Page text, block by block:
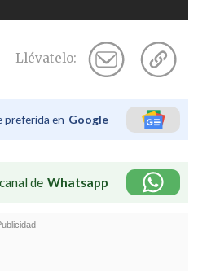
Llévatelo:
en Google
de Whatsapp